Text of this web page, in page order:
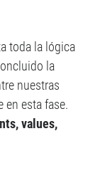
toda la lógica
la
nuestras
en esta fase.
values,